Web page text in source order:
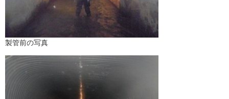
製管前の写真